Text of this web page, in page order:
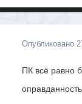
Опубликовано
ПК всё равно